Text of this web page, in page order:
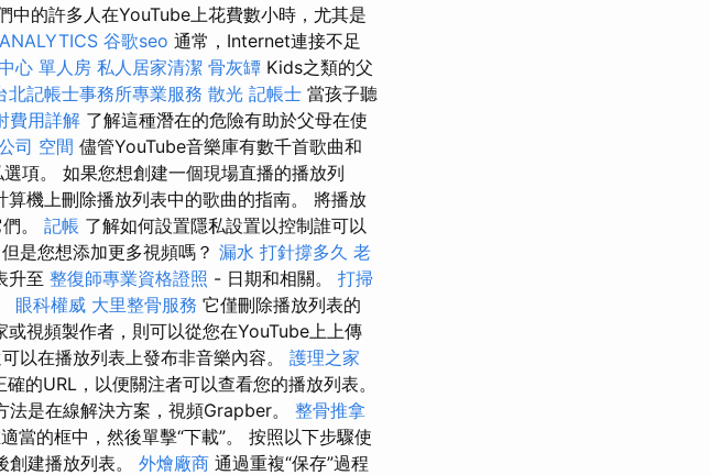
中的許多人在YouTube上花費數小時，尤其是
谷歌seo 通常，Internet連接不足
心 單人房 私人居家清潔 骨灰罈 Kids之類的父
北記帳士事務所專業服務 散光 記帳士 當孩子聽
費用詳解 了解這種潛在的危險有助於父母在使
司 空間 儘管YouTube音樂庫有數千首歌曲和
項。 如果您想創建一個現場直播的播放列
機上刪除播放列表中的歌曲的指南。 將播放
。 記帳 了解如何設置隱私設置以控制誰可以
是您想添加更多視頻嗎？ 漏水 打針撐多久 老
升至 整復師專業資格證照 - 日期和相關。 打掃
眼科權威 大里整骨服務 它僅刪除播放列表的
視頻製作者，則可以從您在YouTube上上傳
以在播放列表上發布非音樂內容。 護理之家
的URL，以便關注者可以查看您的播放列表。
是在線解決方案，視頻Grapber。 整骨推拿
當的框中，然後單擊“下載”。 按照以下步驟使
創建播放列表。 外燴廠商 通過重複“保存”過程